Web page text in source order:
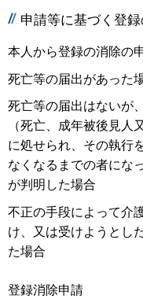
申請等に基づく登
本人から登録の消除の
死亡等の届出があった
死亡等の届出はないが
（死亡、成年被後見人
に処せられ、その執行
なくなるまでの者にな
が判明した場合
不正の手段によって介
け、又は受けようとし
た場合
登録消除申請